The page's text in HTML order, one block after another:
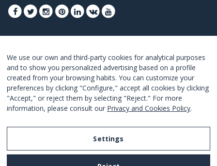
ERBJUDANDENA
GÅ MED
I Agree with the terms and conditions
We use our own and third-party cookies for analytical purposes
and to show you personalized advertising based on a profile
created from your browsing habits. You can customize your
preferences by clicking "Configure," accept all cookies by clicking
"Accept," or reject them by selecting "Reject." For more
information, please consult our Privacy and Cookies Policy.
Settings
Legal Notice